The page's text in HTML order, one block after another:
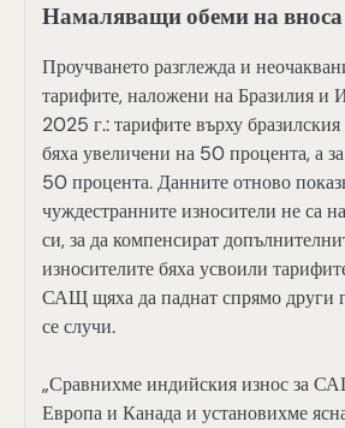
Намаляващи обеми на вноса
Проучването разглежда и
тарифите, наложени на Бразилия и
2025 г.: тарифите върху
бяха увеличени на 50 процента, а
50 процента. Данните отново
чуждестранните износители не са
си, за да компенсират
износителите бяха усвоили
САЩ щяха да паднат спрямо други
се случи.
„Сравнихме индийския износ за
Европа и Канада и установихме